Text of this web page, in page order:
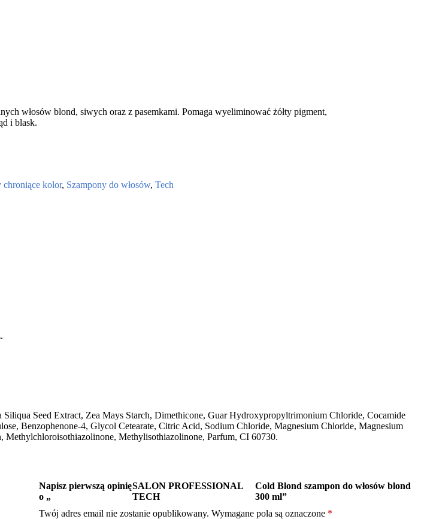
włosów blond, siwych oraz z pasemkami. Pomaga wyeliminować żółty pigment,
i blask.
chroniące kolor, Szampony do włosów, Tech
Seed Extract, Zea Mays Starch, Dimethicone, Guar Hydroxypropyltrimonium Chloride, Cocamide
Benzophenone-4, Glycol Cetearate, Citric Acid, Sodium Chloride, Magnesium Chloride, Magnesium
Methylisothiazolinone, Parfum, CI 60730.
Napisz pierwszą opinię
o „
SALON PROFESSIONAL
TECH
Cold Blond szampon do włosów blond
300 ml”
Twój adres email nie zostanie opublikowany. Wymagane pola są oznaczone *